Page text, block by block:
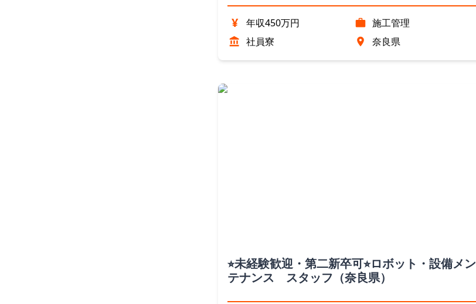
¥
年収450万円
施工管理
社員寮
奈良県
⭐︎未経験歓迎・第二新卒可⭐︎ロボット・設備メン
テナンス スタッフ（奈良県）